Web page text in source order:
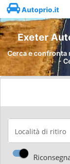
Autoprio.it
Exeter
Cerca e confronta
-
Località di ritiro